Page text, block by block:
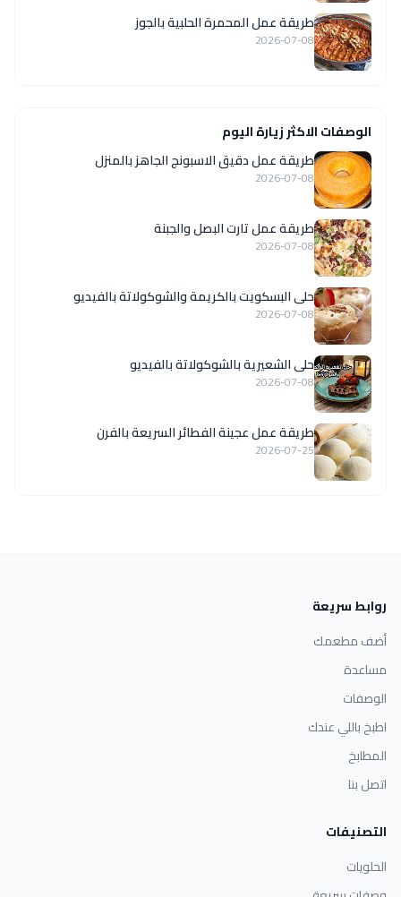
طريقة عمل المحمرة الحلبية بالجوز
2026-07-08
الوصفات الاكثر زيارة اليوم
طريقة عمل دقيق الاسبونج الجاهز بالمنزل
2026-07-08
طريقة عمل تارت البصل والجبنة
2026-07-08
حلى البسكويت بالكريمة والشوكولاتة بالفيديو
2026-07-08
حلى الشعيرية بالشوكولاتة بالفيديو
2026-07-08
طريقة عمل عجينة الفطائر السريعة بالفرن
2026-07-25
روابط سريعة
أضف مطعمك
مساعدة
الوصفات
اطبخ باللي عندك
المطابخ
اتصل بنا
التصنيفات
الحلويات